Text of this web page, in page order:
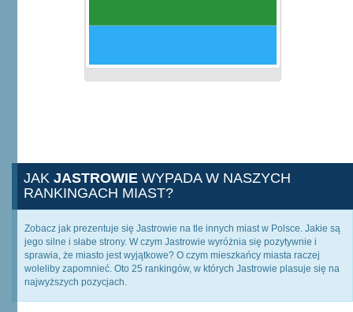
JAK JASTROWIE WYPADA W NASZYCH
RANKINGACH MIAST?
Zobacz jak prezentuje się Jastrowie na tle innych miast w Polsce. Jakie są
jego silne i słabe strony. W czym Jastrowie wyróżnia się pozytywnie i
sprawia, że miasto jest wyjątkowe? O czym mieszkańcy miasta raczej
woleliby zapomnieć. Oto 25 rankingów, w których Jastrowie plasuje się na
najwyższych pozycjach.